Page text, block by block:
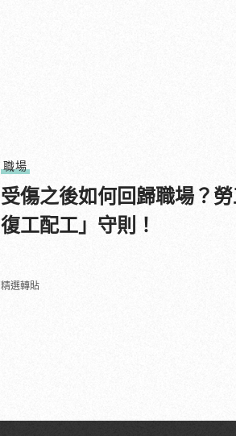
職場
受傷之後如何回歸職場？
復工配工」守則！
精選轉貼